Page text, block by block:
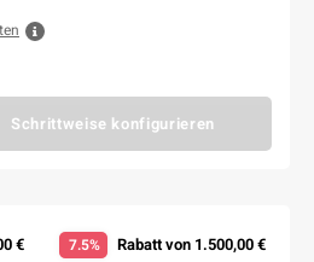
Schrittweise konfigurieren
€ 7.5% Rabatt von 1.500,00 €